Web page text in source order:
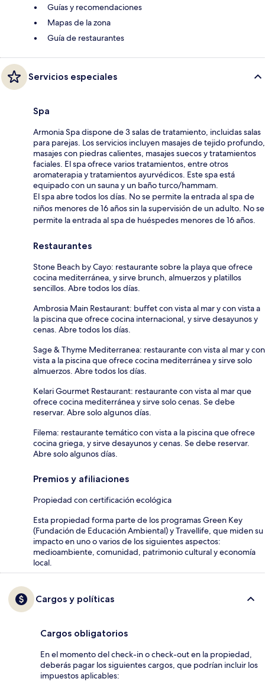
Guías y recomendaciones
Mapas de la zona
Guía de restaurantes
Servicios especiales
Spa
Armonia Spa dispone de 3 salas de tratamiento, incluidas salas
para parejas. Los servicios incluyen masajes de tejido profundo,
masajes con piedras calientes, masajes suecos y tratamientos
faciales. El spa ofrece varios tratamientos, entre otros
aromaterapia y tratamientos ayurvédicos. Este spa está
equipado con un sauna y un baño turco/hammam.
El spa abre todos los días. No se permite la entrada al spa de
niños menores de 16 años sin la supervisión de un adulto. No se
permite la entrada al spa de huéspedes menores de 16 años.
Restaurantes
Stone Beach by Cayo: restaurante sobre la playa que ofrece
cocina mediterránea, y sirve brunch, almuerzos y platillos
sencillos. Abre todos los días.
Ambrosia Main Restaurant: buffet con vista al mar y con vista a
la piscina que ofrece cocina internacional, y sirve desayunos y
cenas. Abre todos los días.
Sage & Thyme Mediterranea: restaurante con vista al mar y con
vista a la piscina que ofrece cocina mediterránea y sirve solo
almuerzos. Abre todos los días.
Kelari Gourmet Restaurant: restaurante con vista al mar que
ofrece cocina mediterránea y sirve solo cenas. Se debe
reservar. Abre solo algunos días.
Filema: restaurante temático con vista a la piscina que ofrece
cocina griega, y sirve desayunos y cenas. Se debe reservar.
Abre solo algunos días.
Premios y afiliaciones
Propiedad con certificación ecológica
Esta propiedad forma parte de los programas Green Key
(Fundación de Educación Ambiental) y Travellife, que miden su
impacto en uno o varios de los siguientes aspectos:
medioambiente, comunidad, patrimonio cultural y economía
local.
Cargos y políticas
Cargos obligatorios
En el momento del check-in o check-out en la propiedad,
deberás pagar los siguientes cargos, que podrían incluir los
impuestos aplicables: